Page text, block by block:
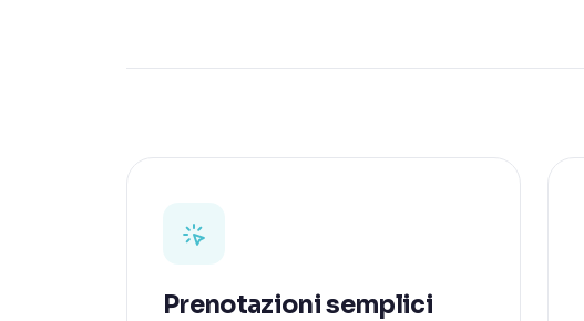
Prenotazioni semplici